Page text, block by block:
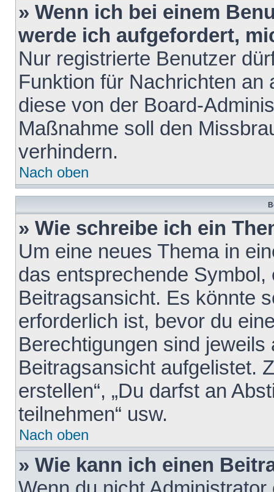
» Wenn ich bei einem
werde ich aufgefordert,
Nur registrierte Benutzer
Funktion für Nachrichten
diese von der Board-
Maßnahme soll den
verhindern.
Nach oben
» Wie schreibe ich ein
Um eine neues Thema in
das entsprechende
Beitragsansicht. Es könnte
erforderlich ist, bevor du
Berechtigungen sind
Beitragsansicht aufgelistet.
erstellen“, „Du darfst an
teilnehmen“ usw.
Nach oben
» Wie kann ich einen